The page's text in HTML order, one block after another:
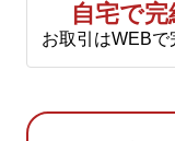
自宅で完
お取引はWEBで